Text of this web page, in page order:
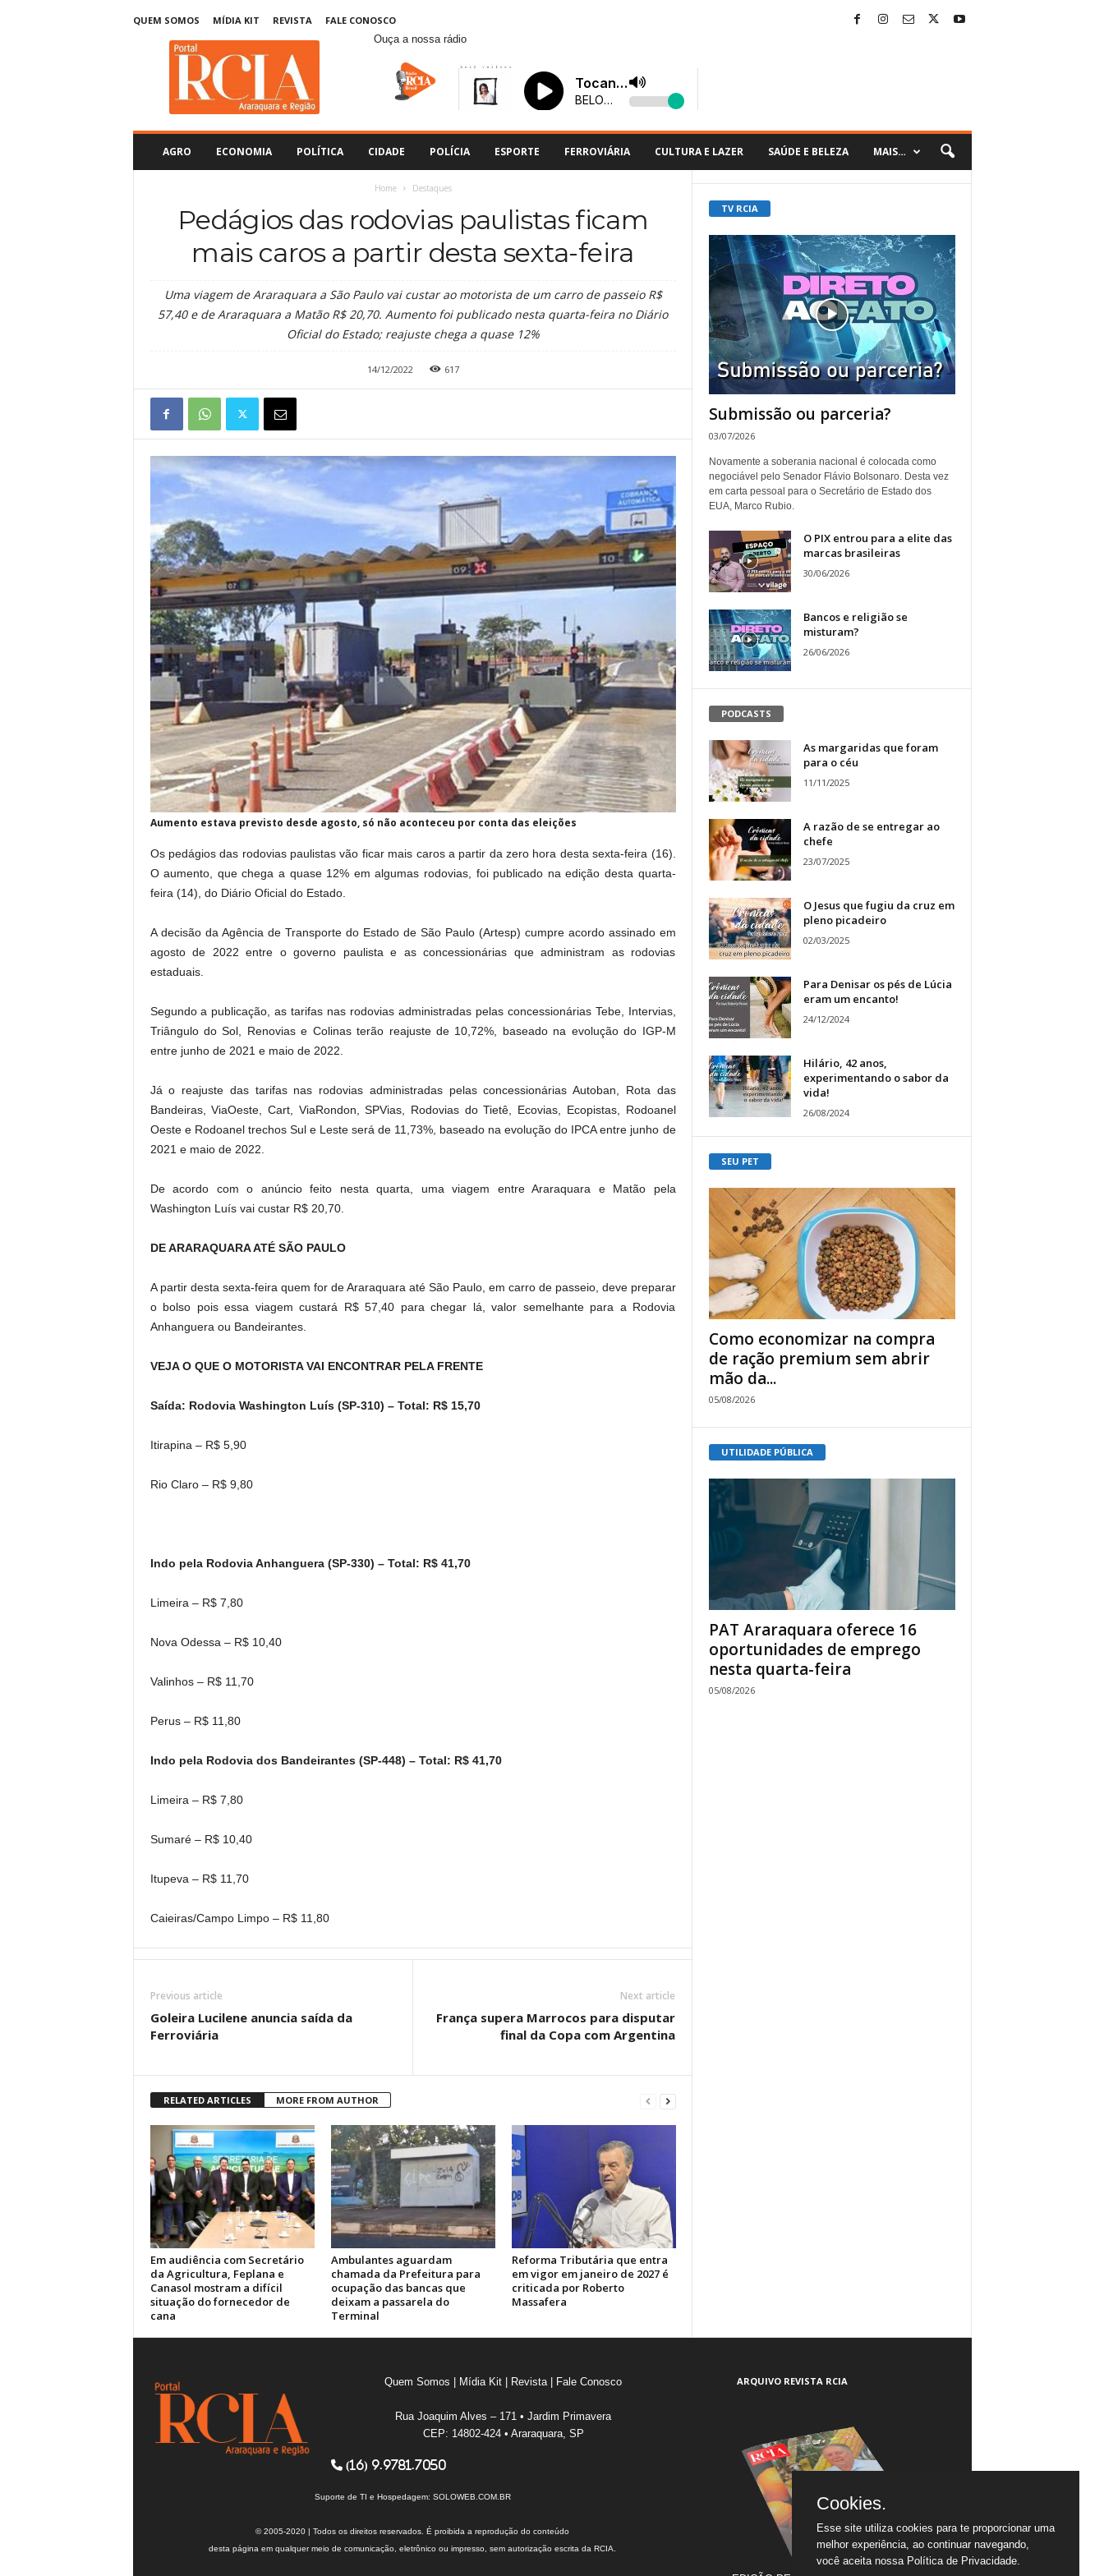
QUEM SOMOS MÍDIA KIT REVISTA
FALE CONOSCO
Ouça a nossa rádio
AGRO ECONOMIA POLÍTICA CIDADE POLÍCIA ESPORTE FERROVIÁRIA CULTURA E LAZER SAÚDE E BELEZA MAIS…
Home Destaques
Pedágios das rodovias paulistas ficam
mais caros a partir desta sexta-feira
Uma viagem de Araraquara a São Paulo vai custar ao motorista de um carro de passeio R$
57,40 e de Araraquara a Matão R$ 20,70. Aumento foi publicado nesta quarta-feira no Diário
Oficial do Estado; reajuste chega a quase 12%
14/12/2022 617
Aumento estava previsto desde agosto, só não aconteceu por conta das eleições
Os pedágios das rodovias paulistas vão ficar mais caros a partir da zero hora desta sexta-feira (16).
O aumento, que chega a quase 12% em algumas rodovias, foi publicado na edição desta quarta-
feira (14), do Diário Oficial do Estado.
A decisão da Agência de Transporte do Estado de São Paulo (Artesp) cumpre acordo assinado em
agosto de 2022 entre o governo paulista e as concessionárias que administram as rodovias
estaduais.
Segundo a publicação, as tarifas nas rodovias administradas pelas concessionárias Tebe, Intervias,
Triângulo do Sol, Renovias e Colinas terão reajuste de 10,72%, baseado na evolução do IGP-M
entre junho de 2021 e maio de 2022.
Já o reajuste das tarifas nas rodovias administradas pelas concessionárias Autoban, Rota das
Bandeiras, ViaOeste, Cart, ViaRondon, SPVias, Rodovias do Tietê, Ecovias, Ecopistas, Rodoanel
Oeste e Rodoanel trechos Sul e Leste será de 11,73%, baseado na evolução do IPCA entre junho de
2021 e maio de 2022.
De acordo com o anúncio feito nesta quarta, uma viagem entre Araraquara e Matão pela
Washington Luís vai custar R$ 20,70.
DE ARARAQUARA ATÉ SÃO PAULO
A partir desta sexta-feira quem for de Araraquara até São Paulo, em carro de passeio, deve preparar
o bolso pois essa viagem custará R$ 57,40 para chegar lá, valor semelhante para a Rodovia
Anhanguera ou Bandeirantes.
VEJA O QUE O MOTORISTA VAI ENCONTRAR PELA FRENTE
Saída: Rodovia Washington Luís (SP-310) – Total: R$ 15,70
Itirapina – R$ 5,90
Rio Claro – R$ 9,80
Indo pela Rodovia Anhanguera (SP-330) – Total: R$ 41,70
Limeira – R$ 7,80
Nova Odessa – R$ 10,40
Valinhos – R$ 11,70
Perus – R$ 11,80
Indo pela Rodovia dos Bandeirantes (SP-448) – Total: R$ 41,70
Limeira – R$ 7,80
Sumaré – R$ 10,40
Itupeva – R$ 11,70
Caieiras/Campo Limpo – R$ 11,80
Previous article
Goleira Lucilene anuncia saída da
Ferroviária
Next article
França supera Marrocos para disputar
final da Copa com Argentina
RELATED ARTICLES MORE FROM AUTHOR
Em audiência com Secretário
da Agricultura, Feplana e
Canasol mostram a difícil
situação do fornecedor de
cana
Ambulantes aguardam
chamada da Prefeitura para
ocupação das bancas que
deixam a passarela do
Terminal
Reforma Tributária que entra
em vigor em janeiro de 2027 é
criticada por Roberto
Massafera
TV RCIA
Submissão ou parceria?
03/07/2026
Novamente a soberania nacional é colocada como
negociável pelo Senador Flávio Bolsonaro. Desta vez
em carta pessoal para o Secretário de Estado dos
EUA, Marco Rubio.
O PIX entrou para a elite das
marcas brasileiras
30/06/2026
Bancos e religião se
misturam?
26/06/2026
PODCASTS
As margaridas que foram
para o céu
11/11/2025
A razão de se entregar ao
chefe
23/07/2025
O Jesus que fugiu da cruz em
pleno picadeiro
02/03/2025
Para Denisar os pés de Lúcia
eram um encanto!
24/12/2024
Hilário, 42 anos,
experimentando o sabor da
vida!
26/08/2024
SEU PET
Como economizar na compra
de ração premium sem abrir
mão da...
05/08/2026
UTILIDADE PÚBLICA
PAT Araraquara oferece 16
oportunidades de emprego
nesta quarta-feira
05/08/2026
Quem Somos Mídia Kit Revista| Fale Conosco
Rua Joaquim Alves – 171 • Jardim Primavera
CEP: 14802-424 • Araraquara, SP
(16) 9.9781.7050
Suporte de TI e Hospedagem: SOLOWEB.COM.BR
© 2005-2020 | Todos os direitos reservados. É proibida a reprodução do conteúdo
desta página em qualquer meio de comunicação, eletrônico ou impresso, sem autorização escrita da RCIA.
ARQUIVO REVISTA RCIA
Cookies.
Esse site utiliza cookies para te proporcionar uma
melhor experiência, ao continuar navegando,
você aceita nossa Política de Privacidade.